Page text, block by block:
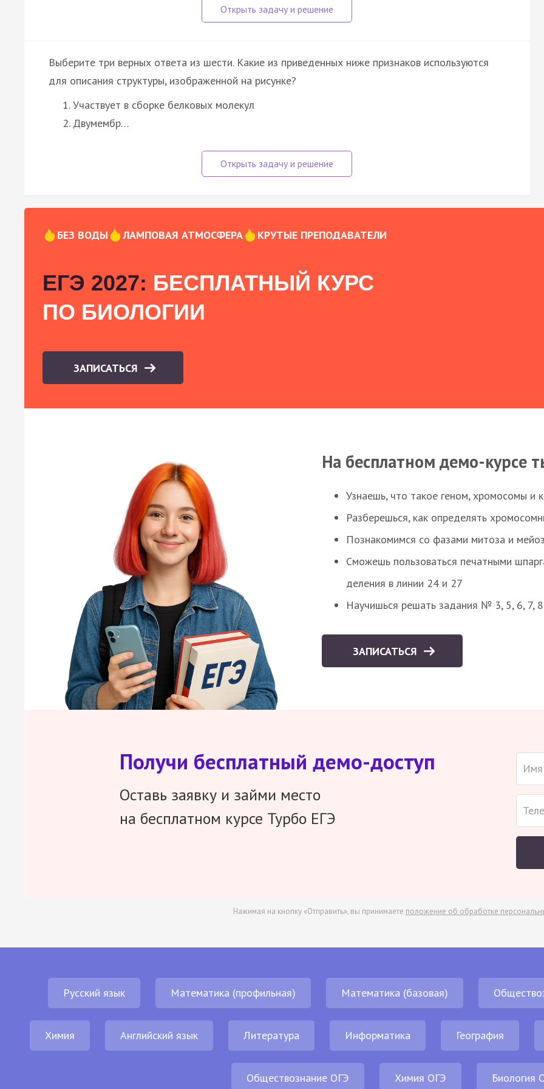
Выберите три верных ответа из шести. Какие из приведенных ниже признаков используются
для описания структуры, изображенной на рисунке?
Участвует в сборке белковых молекул
Двумембр…
БЕЗ ВОДЫ ЛАМПОВАЯ АТМОСФЕРА КРУТЫЕ ПРЕПОДАВАТЕЛИ
ЕГЭ 2027: БЕСПЛАТНЫЙ КУРС
ПО БИОЛОГИИ
ЗАПИСАТЬСЯ
На бесплатном демо-курсе
Узнаешь, что такое геном, хромосомы и
Разберешься, как определять
Познакомимся со фазами митоза и
Сможешь пользоваться печатными
деления в линии 24 и 27
Научишься решать задания № 3, 5, 6, 7,
ЗАПИСАТЬСЯ
Получи бесплатный демо-доступ
Оставь заявку и займи место
на бесплатном курсе Турбо ЕГЭ
Нажимая на кнопку «Отправить», вы принимаете положение об обработке
Русский язык Математика (профильная) Математика (базовая)
Химия Английский язык Литература Информатика География
Обществознание ОГЭ Химия ОГЭ Биология